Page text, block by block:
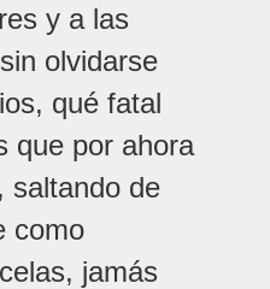
y a las
olvidarse
qué fatal
que por ahora
saltando de
como
jamás